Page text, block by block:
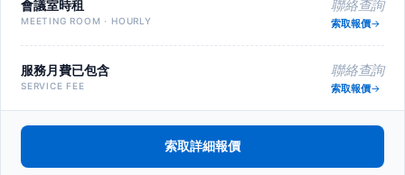
會議室時租
MEETING ROOM · HOURLY
聯絡查詢
索取報價
服務月費已包含
SERVICE FEE
聯絡查詢
索取報價
索取詳細報價